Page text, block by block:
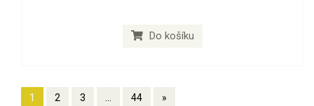
Do košíku
1 2 3 ... 44 »